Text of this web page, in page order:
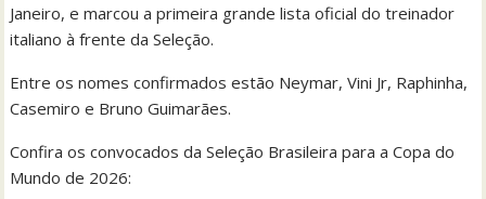
Janeiro, e marcou a primeira grande lista oficial do treinador
italiano à frente da Seleção.
Entre os nomes confirmados estão Neymar, Vini Jr, Raphinha,
Casemiro e Bruno Guimarães.
Confira os convocados da Seleção Brasileira para a Copa do
Mundo de 2026: